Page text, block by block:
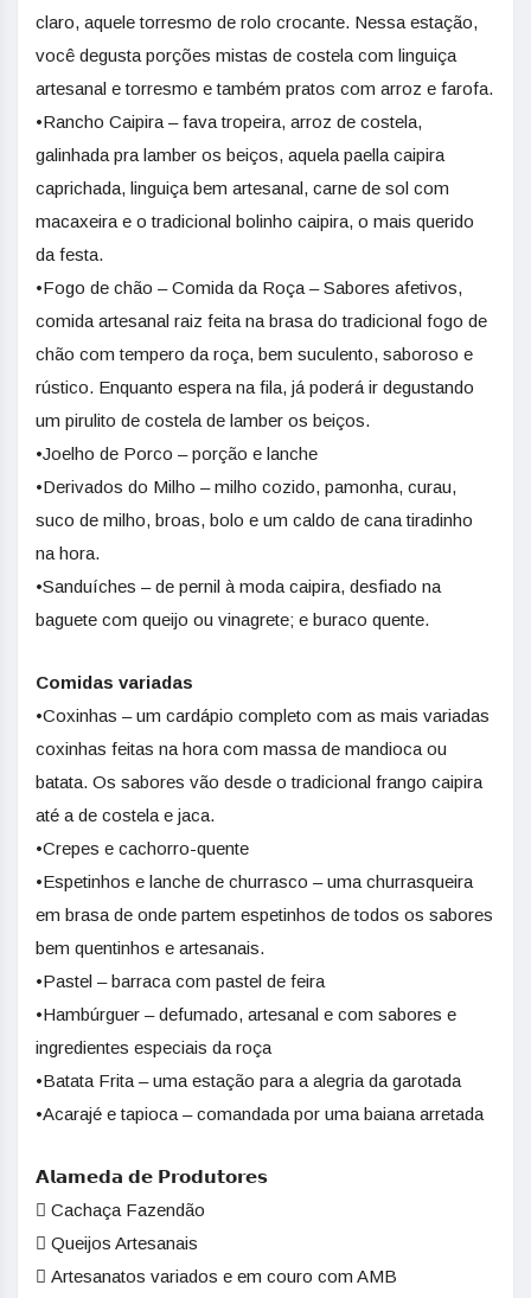
claro, aquele torresmo de rolo crocante. Nessa estação,
você degusta porções mistas de costela com linguiça
artesanal e torresmo e também pratos com arroz e farofa.
•Rancho Caipira – fava tropeira, arroz de costela,
galinhada pra lamber os beiços, aquela paella caipira
caprichada, linguiça bem artesanal, carne de sol com
macaxeira e o tradicional bolinho caipira, o mais querido
da festa.
•Fogo de chão – Comida da Roça – Sabores afetivos,
comida artesanal raiz feita na brasa do tradicional fogo de
chão com tempero da roça, bem suculento, saboroso e
rústico. Enquanto espera na fila, já poderá ir degustando
um pirulito de costela de lamber os beiços.
•Joelho de Porco – porção e lanche
•Derivados do Milho – milho cozido, pamonha, curau,
suco de milho, broas, bolo e um caldo de cana tiradinho
na hora.
•Sanduíches – de pernil à moda caipira, desfiado na
baguete com queijo ou vinagrete; e buraco quente.
Comidas variadas
•Coxinhas – um cardápio completo com as mais variadas
coxinhas feitas na hora com massa de mandioca ou
batata. Os sabores vão desde o tradicional frango caipira
até a de costela e jaca.
•Crepes e cachorro-quente
•Espetinhos e lanche de churrasco – uma churrasqueira
em brasa de onde partem espetinhos de todos os sabores
bem quentinhos e artesanais.
•Pastel – barraca com pastel de feira
•Hambúrguer – defumado, artesanal e com sabores e
ingredientes especiais da roça
•Batata Frita – uma estação para a alegria da garotada
•Acarajé e tapioca – comandada por uma baiana arretada
𝗔𝗹𝗮𝗺𝗲𝗱𝗮 𝗱𝗲 𝗣𝗿𝗼𝗱𝘂𝘁𝗼𝗿𝗲𝘀
 Cachaça Fazendão
 Queijos Artesanais
 Artesanatos variados e em couro com AMB